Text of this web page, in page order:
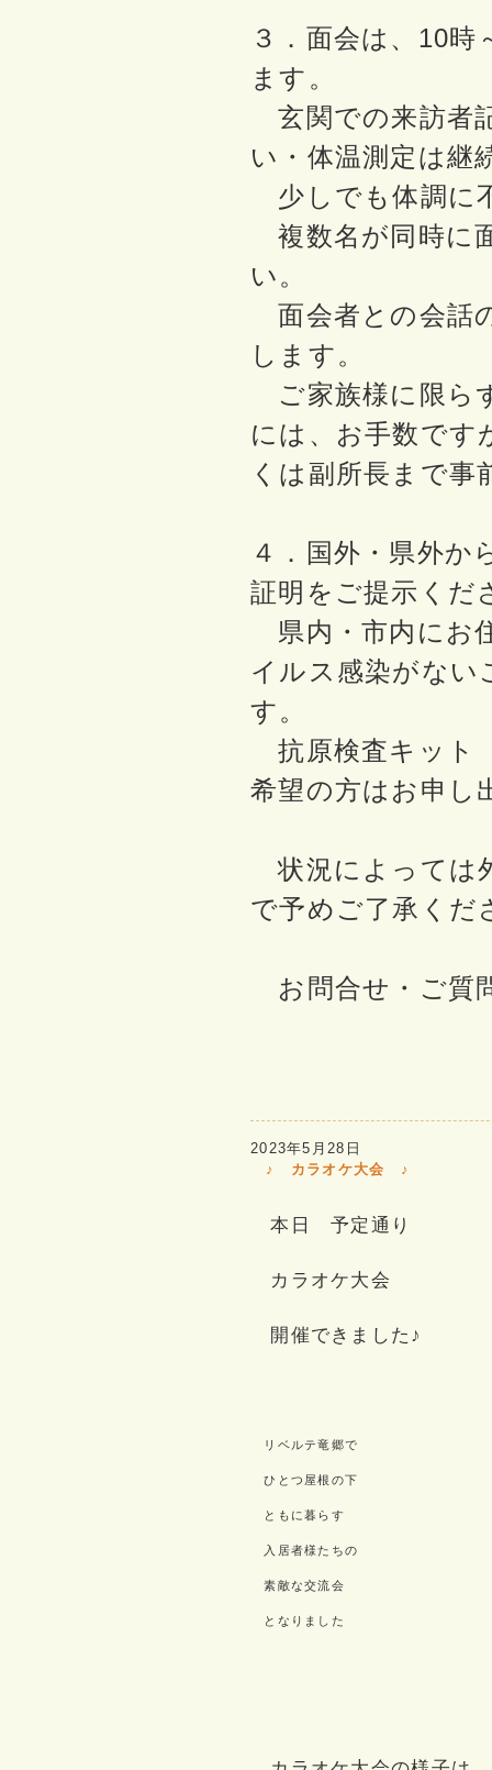
３．面会は、10
ます。
玄関での来訪者
い・体温測定は継
少しでも体調に
複数名が同時に
い。
面会者との会話
します。
ご家族様に限ら
には、お手数です
くは副所長まで
４．国外・県外か
証明をご提示くだ
県内・市内にお
イルス感染がない
す。
抗原検査キット
希望の方はお申し
状況によっては
で予めご了承くだ
お問合せ・ご質
2023年5月28日
♪ カラオケ大会 ♪
本日 予定通り
カラオケ大会
開催できました♪
リベルテ竜郷で
ひとつ屋根の下
ともに暮らす
入居者様たちの
素敵な交流会
となりました